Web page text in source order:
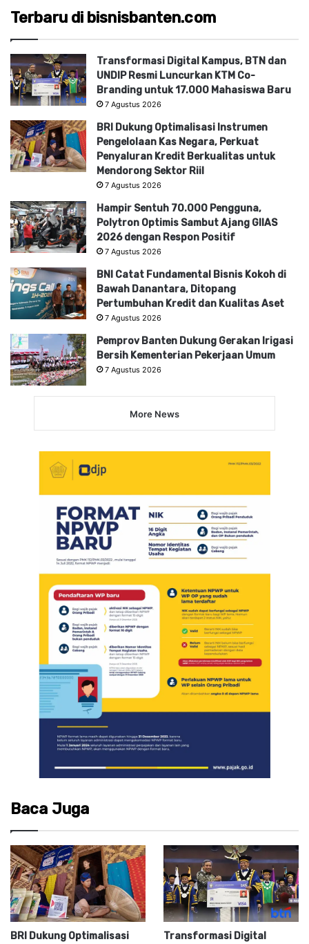
Terbaru di bisnisbanten.com
Transformasi Digital Kampus, BTN dan
UNDIP Resmi Luncurkan KTM Co-
Branding untuk 17.000 Mahasiswa Baru
7 Agustus 2026
BRI Dukung Optimalisasi Instrumen
Pengelolaan Kas Negara, Perkuat
Penyaluran Kredit Berkualitas untuk
Mendorong Sektor Riil
7 Agustus 2026
Hampir Sentuh 70.000 Pengguna,
Polytron Optimis Sambut Ajang GIIAS
2026 dengan Respon Positif
7 Agustus 2026
BNI Catat Fundamental Bisnis Kokoh di
Bawah Danantara, Ditopang
Pertumbuhan Kredit dan Kualitas Aset
7 Agustus 2026
Pemprov Banten Dukung Gerakan Irigasi
Bersih Kementerian Pekerjaan Umum
7 Agustus 2026
More News
Baca Juga
BRI Dukung Optimalisasi
Transformasi Digital